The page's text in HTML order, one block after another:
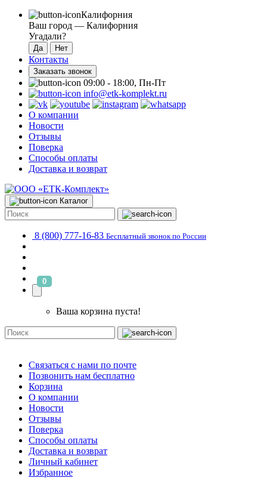
Калифорния
Ваш город — Калифорния
Угадали?
Контакты
Заказать звонок
09:00 - 18:00, Пн-Пт
info@etk-komplekt.ru
О компании
Новости
Отзывы
Поверка
Способы оплаты
Доставка и возврат
Каталог
8 (800) 777-16-83 Бесплатный звонок по России
0
Ваша корзина пуста!
Связаться с нами по почте
Позвонить нам бесплатно
Корзина
О компании
Новости
Отзывы
Поверка
Способы оплаты
Доставка и возврат
Личный кабинет
Избранное